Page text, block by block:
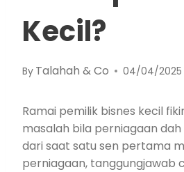
Kecil?
By Talahah & Co 04/04/2025
Ramai pemilik bisnes kecil
masalah bila perniagaan
dari saat satu sen pertama
perniagaan, tanggungjawab